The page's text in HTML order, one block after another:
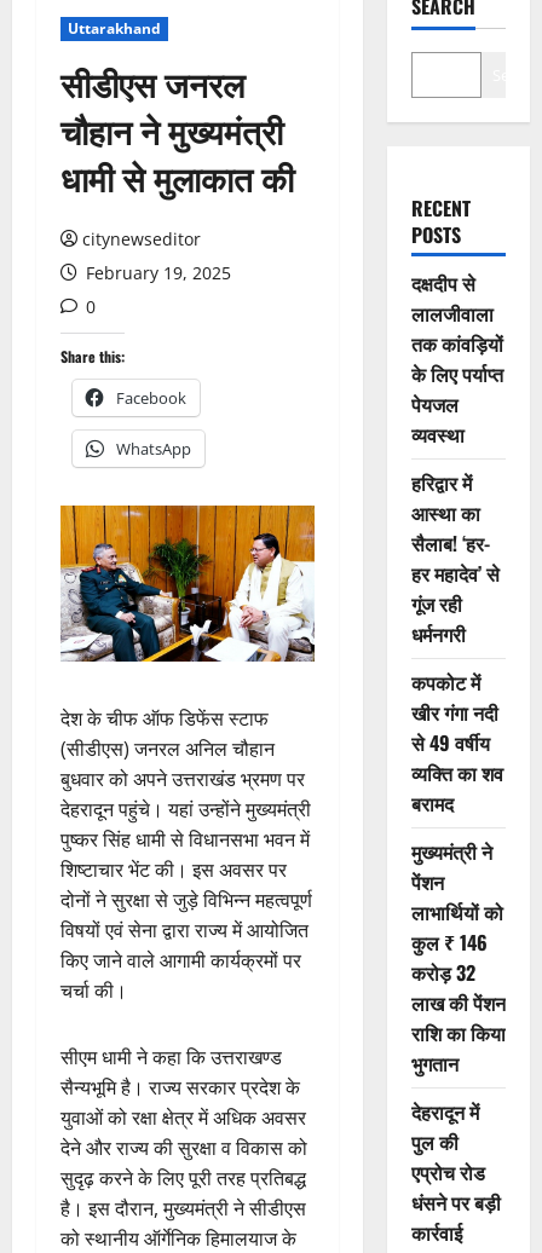
Uttarakhand
सीडीएस जनरल
चौहान ने मुख्यमंत्री
धामी से मुलाकात की
citynewseditor
February 19, 2025
0
Share this:
Facebook
WhatsApp
देश के चीफ ऑफ डिफेंस स्टाफ
(सीडीएस) जनरल अनिल चौहान
बुधवार को अपने उत्तराखंड भ्रमण पर
देहरादून पहुंचे। यहां उन्होंने मुख्यमंत्री
पुष्कर सिंह धामी से विधानसभा भवन में
शिष्टाचार भेंट की। इस अवसर पर
दोनों ने सुरक्षा से जुड़े विभिन्न महत्वपूर्ण
विषयों एवं सेना द्वारा राज्य में आयोजित
किए जाने वाले आगामी कार्यक्रमों पर
चर्चा की।
सीएम धामी ने कहा कि उत्तराखण्ड
सैन्यभूमि है। राज्य सरकार प्रदेश के
युवाओं को रक्षा क्षेत्र में अधिक अवसर
देने और राज्य की सुरक्षा व विकास को
सुदृढ़ करने के लिए पूरी तरह प्रतिबद्ध
है। इस दौरान, मुख्यमंत्री ने सीडीएस
को स्थानीय ऑर्गेनिक हिमालयाज के
SEARCH
RECENT
POSTS
दक्षदीप से
लालजीवाला
तक कांवड़ियों
के लिए पर्याप्त
पेयजल
व्यवस्था
हरिद्वार में
आस्था का
सैलाब! ‘हर-
हर महादेव’ से
गूंज रही
धर्मनगरी
कपकोट में
खीर गंगा नदी
से 49 वर्षीय
व्यक्ति का शव
बरामद
मुख्यमंत्री ने
पेंशन
लाभार्थियों को
कुल ₹ 146
करोड़ 32
लाख की पेंशन
राशि का किया
भुगतान
देहरादून में
पुल की
एप्रोच रोड
धंसने पर बड़ी
कार्रवाई